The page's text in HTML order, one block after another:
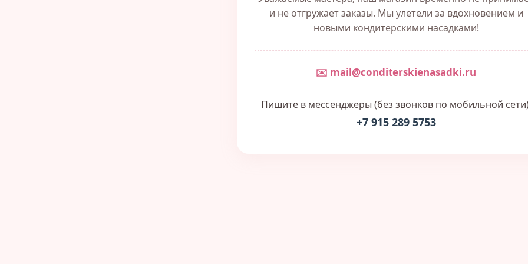
и не отгружает заказы. Мы улетели за вдохновением и
новыми кондитерскими насадками!
✉️ mail@conditerskienasadki.ru
Пишите в мессенджеры (без звонков по мобильной
+7 915 289 5753